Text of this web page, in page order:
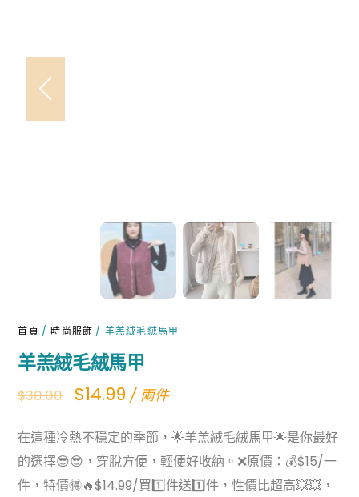
首頁 / 時尚服飾 / 羊羔絨毛絨馬甲
羊羔絨毛絨馬甲
$30.00
Original
was:
$30.00.
$14.99Current
is:
$14.99.
/ 兩件
在這種冷熱不穩定的季節，🌟羊羔絨毛絨馬甲🌟是你最好
的選擇😎😎，穿脫方便，輕便好收納。❌原價：💰$15/一
件，特價🉐🔥$14.99/買1️⃣件送1️⃣件，性價比超高💥💥，